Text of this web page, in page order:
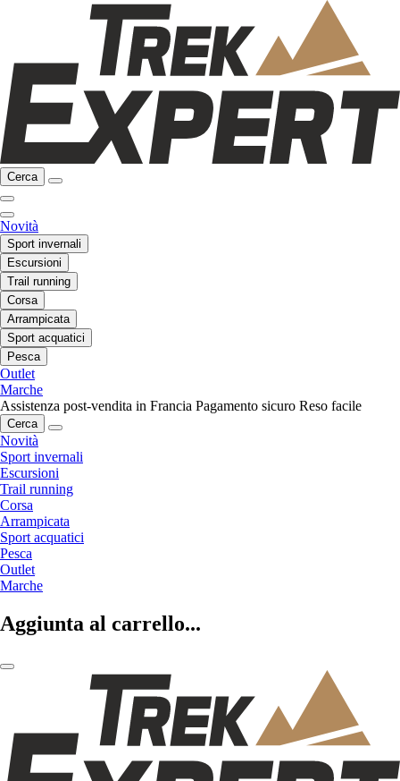
Cerca
Novità
Sport invernali
Escursioni
Trail running
Corsa
Arrampicata
Sport acquatici
Pesca
Outlet
Marche
Assistenza post-vendita in Francia Pagamento sicuro Reso facile
Cerca
Novità
Sport invernali
Escursioni
Trail running
Corsa
Arrampicata
Sport acquatici
Pesca
Outlet
Marche
Aggiunta al carrello...